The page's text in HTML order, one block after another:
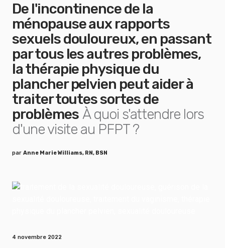
De l'incontinence de la
ménopause aux rapports
sexuels douloureux, en passant
par tous les autres problèmes,
la thérapie physique du
plancher pelvien peut aider à
traiter toutes sortes de
problèmes À quoi s'attendre lors
d'une visite au PFPT ?
par Anne Marie Williams, RN, BSN
4 novembre 2022